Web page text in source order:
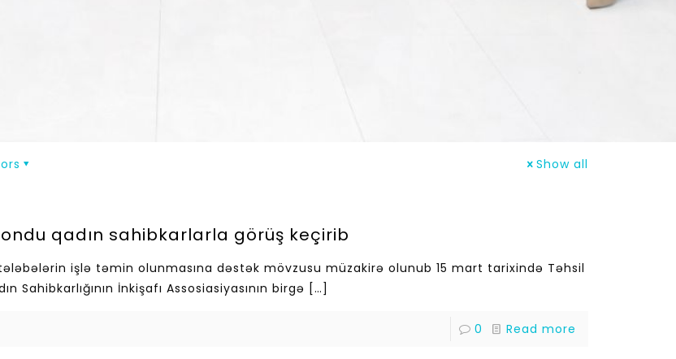
Show all
qadın sahibkarlarla görüş keçirib
işlə təmin olunmasına dəstək mövzusu müzakirə olunub 15 mart tarixində Təhsil
İnkişafı Assosiasiyasının birgə […]
0 Read more